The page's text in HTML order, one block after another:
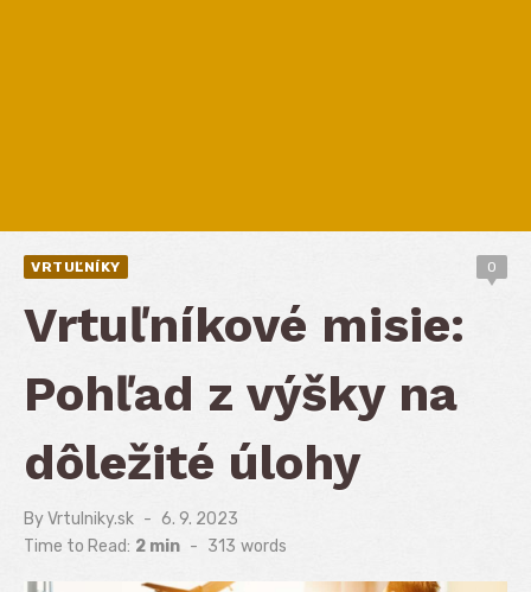
VRTUĽNÍKY 0
Vrtuľníkové misie:
Pohľad z výšky na
dôležité úlohy
ByVrtulniky.sk
Posted
on
6. 9. 2023
Time to Read: 2 min - 313 words